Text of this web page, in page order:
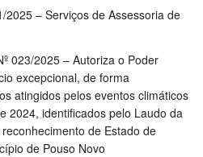
2025 – Serviços de Assessoria de
023/2025 – Autoriza o Poder
excepcional, de forma
atingidos pelos eventos climáticos
2024, identificados pelo Laudo da
de Estado de
de Pouso Novo